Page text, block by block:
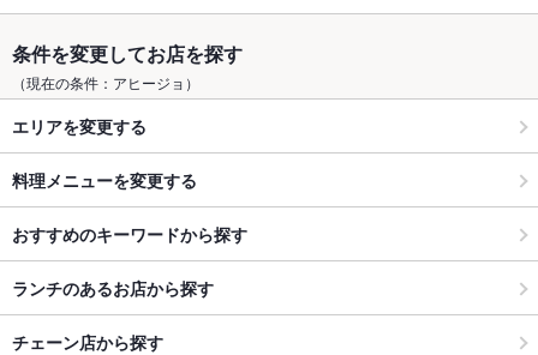
条件を変更してお店を探す
（現在の条件：アヒージョ）
エリアを変更する
料理メニューを変更する
おすすめのキーワードから探す
ランチのあるお店から探す
チェーン店から探す